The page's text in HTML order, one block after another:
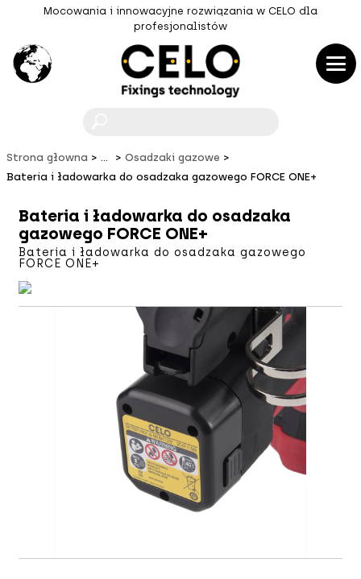
Mocowania i innowacyjne rozwiązania w CELO dla
profesjonalistów
Strona głowna ...
Osadzaki gazowe
Bateria i ładowarka do osadzaka gazowego FORCE ONE+
Bateria i ładowarka do osadzaka
gazowego FORCE ONE+
Bateria i ładowarka do osadzaka gazowego
FORCE ONE+